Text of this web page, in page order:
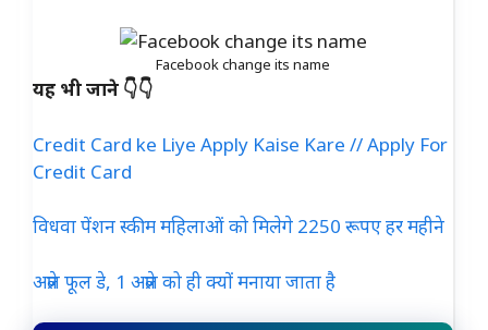
Facebook change its name
यह भी जाने 👇👇
Credit Card ke Liye Apply Kaise Kare // Apply For
Credit Card
विधवा पेंशन स्कीम महिलाओं को मिलेगे 2250 रूपए हर महीने
अप्रेल फूल डे, 1 अप्रेल को ही क्यों मनाया जाता है